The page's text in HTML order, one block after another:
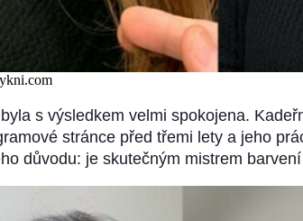
s výsledkem velmi spokojena.
stránce před třemi lety a jeho
důvodu: je skutečným mistrem